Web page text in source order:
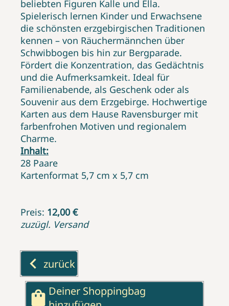
beliebten Figuren Kalle und Ella.
Spielerisch lernen Kinder und Erwachsene
die schönsten erzgebirgischen Traditionen
kennen – von Räuchermännchen über
Schwibbogen bis hin zur Bergparade.
Fördert die Konzentration, das Gedächtnis
und die Aufmerksamkeit. Ideal für
Familienabende, als Geschenk oder als
Souvenir aus dem Erzgebirge. Hochwertige
Karten aus dem Hause Ravensburger mit
farbenfrohen Motiven und regionalem
Charme.
Inhalt:
28 Paare
Kartenformat 5,7 cm x 5,7 cm
Preis: 12,00 €
zuzügl. Versand
keyboard_arrow_left zurück
shopping_bag Deiner Shoppingbag